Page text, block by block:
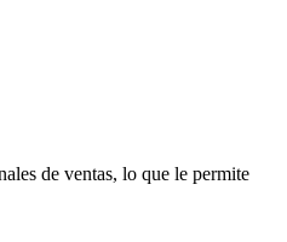
de ventas, lo que le permite